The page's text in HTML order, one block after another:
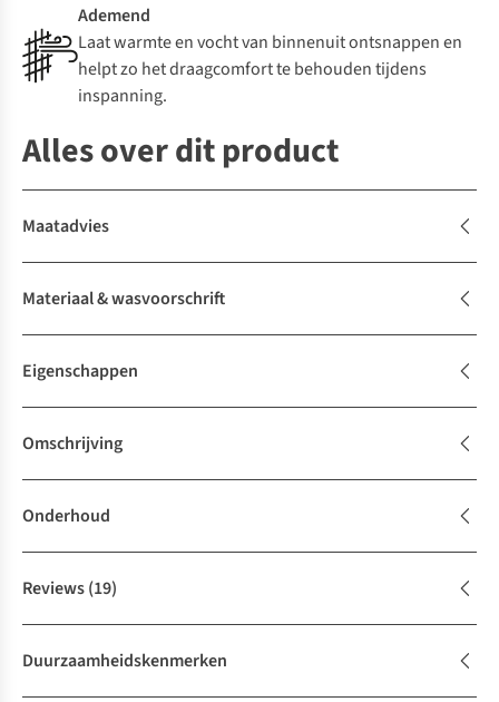
Ademend
Laat warmte en vocht van binnenuit ontsnappen en
helpt zo het draagcomfort te behouden tijdens
inspanning.
Alles over dit product
Maatadvies
Materiaal & wasvoorschrift
Eigenschappen
Omschrijving
Onderhoud
Reviews(19)
Duurzaamheidskenmerken